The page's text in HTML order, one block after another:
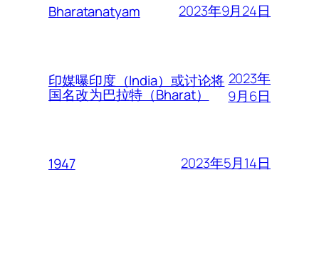
Bharatanatyam 2023年9月24日
印媒曝印度（India）或讨论将
国名改为巴拉特（Bharat）
2023年
9月6日
1947 2023年5月14日